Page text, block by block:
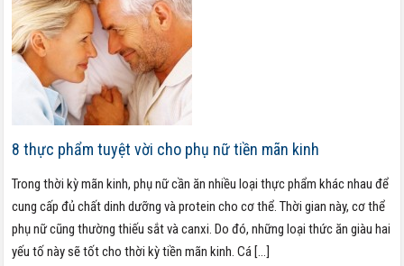
8 thực phẩm tuyệt vời cho phụ nữ tiền mãn kinh
Trong thời kỳ mãn kinh, phụ nữ cần ăn nhiều loại thực phẩm khác nhau để
cung cấp đủ chất dinh dưỡng và protein cho cơ thể. Thời gian này, cơ thể
phụ nữ cũng thường thiếu sắt và canxi. Do đó, những loại thức ăn giàu hai
yếu tố này sẽ tốt cho thời kỳ tiền mãn kinh. Cá […]